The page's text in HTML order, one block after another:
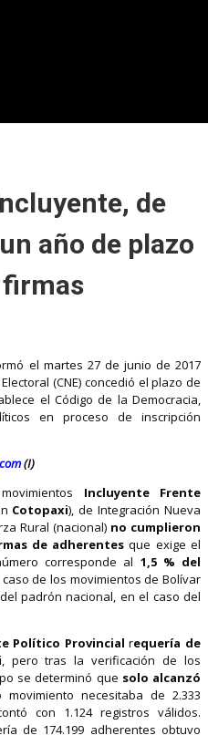
de
año de plazo
el martes 27 de junio de 2017
(CNE) concedió el plazo de
el Código de la Democracia,
en proceso de inscripción
(I)
Incluyente Frente
Cotopaxi), de Integración Nueva
Rural (nacional) no cumplieron
de adherentes que exige el
corresponde al 1,5 % del
de los movimientos de Bolívar
padrón nacional, en el caso del
Político Provincial requería de
, pero tras la verificación de los
se determinó que solo alcanzó
necesitaba de 2.333
con 1.124 registros válidos.
de 174.199 adherentes obtuvo